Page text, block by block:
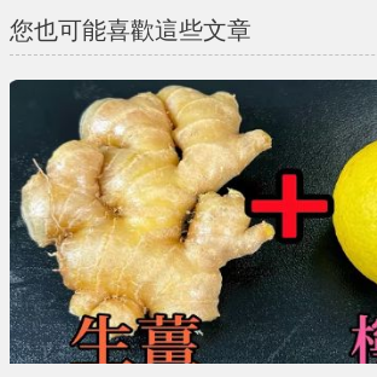
您也可能喜歡這些文章